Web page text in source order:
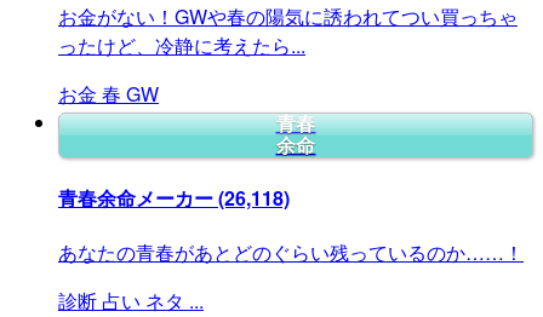
お金がない！GWや春の陽気に誘われてつい買っちゃ
ったけど、冷静に考えたら...
お金 春 GW
青春
余命
青春余命メーカー(26,118)
あなたの青春があとどのぐらい残っているのか……！
診断 占い ネタ ...